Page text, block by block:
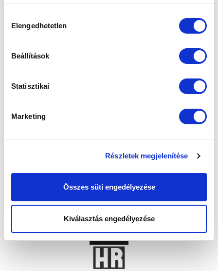
kiválasztása
Elengedhetetlen
Beállítások
Statisztikai
Marketing
Részletek megjelenítése
Összes süti engedélyezése
Kiválasztás engedélyezése